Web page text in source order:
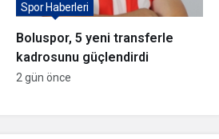
Boluspor, 5 yeni transferle
kadrosunu güçlendirdi
Spor Haberleri
2 gün önce